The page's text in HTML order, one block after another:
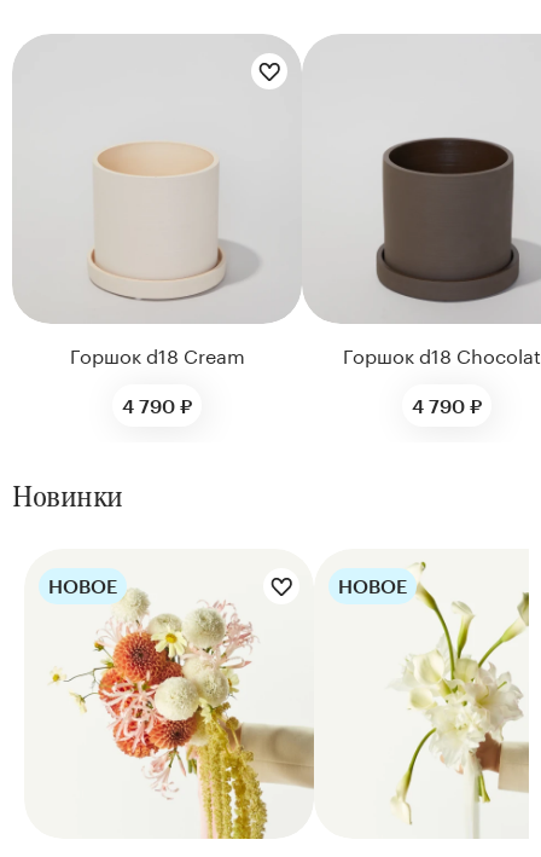
Горшок d18 Cream
4 790 ₽
Горшок d18
4 790 ₽
Новинки
Цветы букета:
НОВОЕ
Цветы букета:
НОВОЕ